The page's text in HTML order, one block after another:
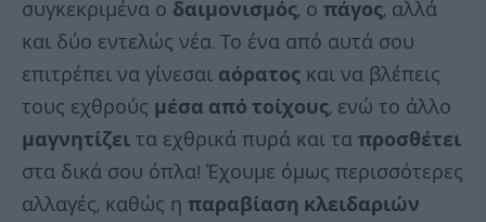
συγκεκριμένα ο δαιμονισμός, ο πάγος, αλλά
και δύο εντελώς νέα. Το ένα από αυτά σου
επιτρέπει να γίνεσαι αόρατος και να βλέπεις
τους εχθρούς μέσα από τοίχους, ενώ το άλλο
μαγνητίζει τα εχθρικά πυρά και τα προσθέτει
στα δικά σου όπλα! Έχουμε όμως περισσότερες
αλλαγές, καθώς η παραβίαση κλειδαριών